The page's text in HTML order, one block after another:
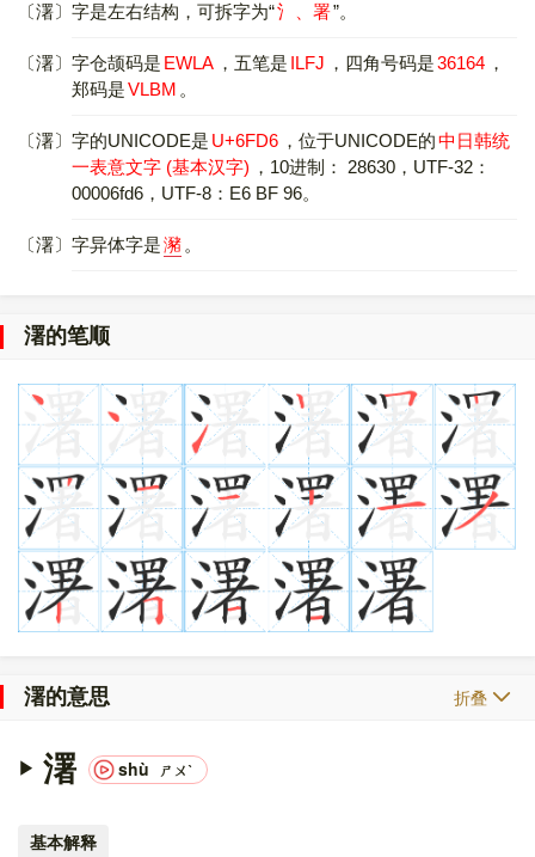
〔濖〕字是左右结构，可拆字为“氵、署”。
〔濖〕字仓颉码是 EWLA ，五笔是 ILFJ ，四角号码是36164 ，
郑码是VLBM 。
〔濖〕字的UNICODE是 U+6FD6 ，位于UNICODE的中日韩统
一表意文字 (基本汉字) ，10进制： 28630，UTF-32：
00006fd6，UTF-8：E6 BF 96。
〔濖〕字异体字是瀦 。
濖的笔顺
濖的意思 折叠
濖 shù ㄕㄨˋ
基本解释